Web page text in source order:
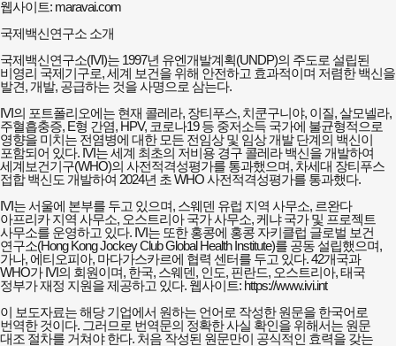
웹사이트: maravai.com
국제백신연구소 소개
국제백신연구소(IVI)는 1997년 유엔개발계획(UNDP)의 주도로 설립된
비영리 국제기구로, 세계 보건을 위해 안전하고 효과적이며 저렴한 백신을
발견, 개발, 공급하는 것을 사명으로 삼는다.
IVI의 포트폴리오에는 현재 콜레라, 장티푸스, 치쿤구니야, 이질, 살모넬라,
주혈흡충증, E형 간염, HPV, 코로나19 등 중저소득 국가에 불균형적으로
영향을 미치는 전염병에 대한 모든 전임상 및 임상 개발 단계의 백신이
포함되어 있다. IVI는 세계 최초의 저비용 경구 콜레라 백신을 개발하여
세계보건기구(WHO)의 사전적격성평가를 통과했으며, 차세대 장티푸스
접합 백신도 개발하여 2024년 초 WHO 사전적격성평가를 통과했다.
IVI는 서울에 본부를 두고 있으며, 스웨덴 유럽 지역 사무소, 르완다
아프리카 지역 사무소, 오스트리아 국가 사무소, 케냐 국가 및 프로젝트
사무소를 운영하고 있다. IVI는 또한 홍콩에 홍콩 자키클럽 글로벌 보건
연구소(Hong Kong Jockey Club Global Health Institute)를 공동 설립했으며,
가나, 에티오피아, 마다가스카르에 협력 센터를 두고 있다. 42개국과
WHO가 IVI의 회원이며, 한국, 스웨덴, 인도, 핀란드, 오스트리아, 태국
정부가 재정 지원을 제공하고 있다. 웹사이트: https://www.ivi.int
이 보도자료는 해당 기업에서 원하는 언어로 작성한 원문을 한국어로
번역한 것이다. 그러므로 번역문의 정확한 사실 확인을 위해서는 원문
대조 절차를 거쳐야 한다. 처음 작성된 원문만이 공식적인 효력을 갖는